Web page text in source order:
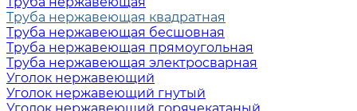
Труба нержавеющая квадратная
Труба нержавеющая бесшовная
Труба нержавеющая прямоугольная
Труба нержавеющая электросварная
Уголок нержавеющий
Уголок нержавеющий гнутый